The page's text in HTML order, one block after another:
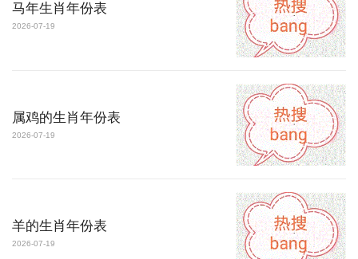
马年生肖年份表
2026-07-19
属鸡的生肖年份表
2026-07-19
羊的生肖年份表
2026-07-19